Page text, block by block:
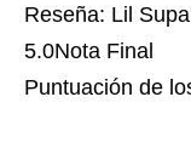
Reseña: Lil
5.0Nota Final
Puntuación de